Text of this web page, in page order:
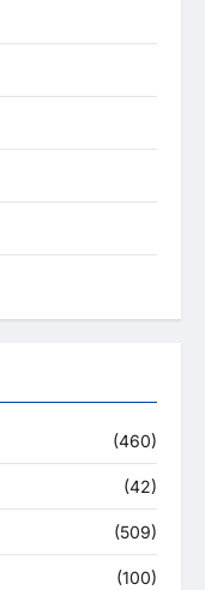
(460)
(42)
(509)
(100)